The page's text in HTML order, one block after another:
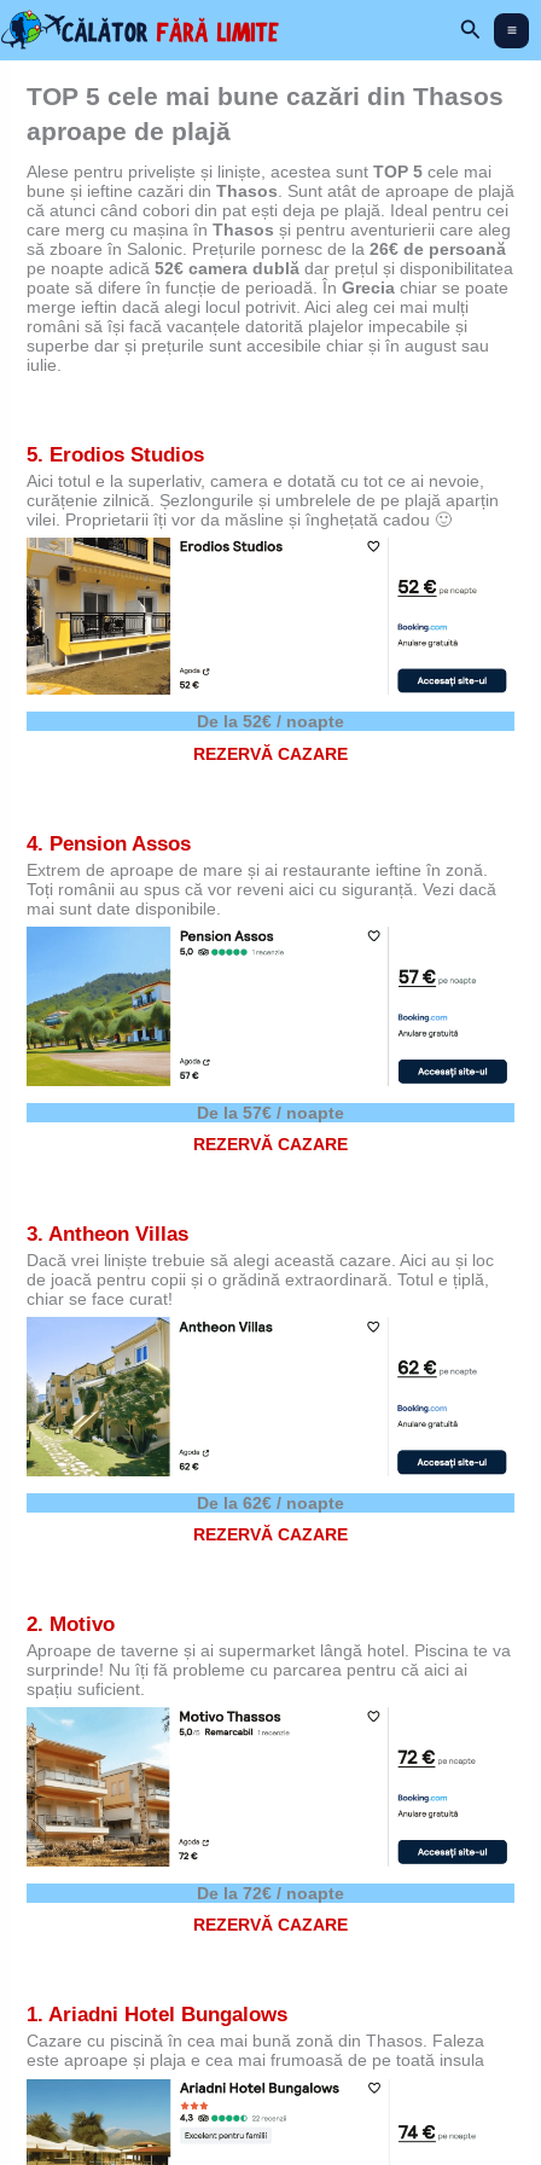
Skip
to
content
Search
TOP 5 cele mai bune cazări din Thasos
aproape de plajă
Alese pentru priveliște și liniște, acestea sunt TOP 5cele mai
bune și ieftine cazări din Thasos . Sunt atât de aproape de plajă
că atunci când cobori din pat ești deja pe plajă. Ideal pentru cei
care merg cu mașina în Thasos și pentru aventurierii care aleg
să zboare în Salonic. Prețurile pornesc de la 26€ de persoană
pe noapte adică 52€ camera dublădar prețul și disponibilitatea
poate să difere în funcție de perioadă. În Greciachiar se poate
merge ieftin dacă alegi locul potrivit. Aici aleg cei mai mulți
români să își facă vacanțele datorită plajelor impecabile și
superbe dar și prețurile sunt accesibile chiar și în august sau
iulie.
5. Erodios Studios
Aici totul e la superlativ, camera e dotată cu tot ce ai nevoie,
curățenie zilnică. Șezlongurile și umbrelele de pe plajă aparțin
vilei. Proprietarii îți vor da măsline și înghețată cadou 🙂
De la 52€ / noapte
REZERVĂ CAZARE
4. Pension Assos
Extrem de aproape de mare și ai restaurante ieftine în zonă.
Toți românii au spus că vor reveni aici cu siguranță. Vezi dacă
mai sunt date disponibile.
De la 57€ / noapte
REZERVĂ CAZARE
3. Antheon Villas
Dacă vrei liniște trebuie să alegi această cazare. Aici au și loc
de joacă pentru copii și o grădină extraordinară. Totul e țiplă,
chiar se face curat!
De la 62€ / noapte
REZERVĂ CAZARE
2. Motivo
Aproape de taverne și ai supermarket lângă hotel. Piscina te va
surprinde! Nu îți fă probleme cu parcarea pentru că aici ai
spațiu suficient.
De la 72€ / noapte
REZERVĂ CAZARE
1. Ariadni Hotel Bungalows
Cazare cu piscină în cea mai bună zonă din Thasos. Faleza
este aproape și plaja e cea mai frumoasă de pe toată insula